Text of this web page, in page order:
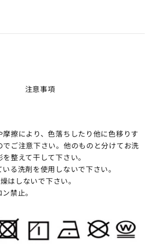
注意事項
擦により、色落ちしたり他に色移りす
でご注意下さい。他のものと分けてお洗
整えて干して下さい。
る洗剤を使用しないで下さい。
はしないで下さい。
禁止。